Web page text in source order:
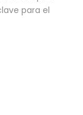
para el